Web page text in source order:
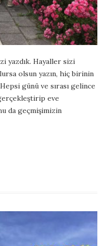
yazdık. Hayaller sizi
olsun yazın, hiç birinin
günü ve sırası gelince
eve
da geçmişimizin